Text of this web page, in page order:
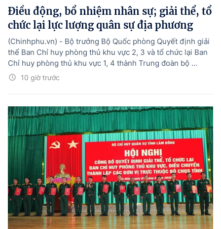
Điều động, bổ nhiệm nhân sự; giải thể, tổ
chức lại lực lượng quân sự địa phương
10 giờ trước
(Chinhphu.vn) - Bộ trưởng Bộ Quốc phòng Quyết định giải
thể Ban Chỉ huy phòng thủ khu vực 2, 3 và tổ chức lại Ban
Chỉ huy phòng thủ khu vực 1, 4 thành Trung đoàn bộ ...